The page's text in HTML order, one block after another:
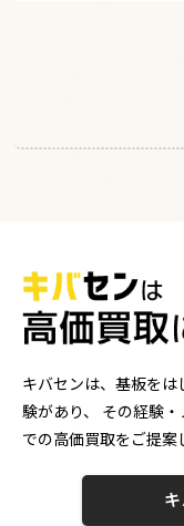
キバセンは、基板を
験があり、
その経験
での高価買取をご提案